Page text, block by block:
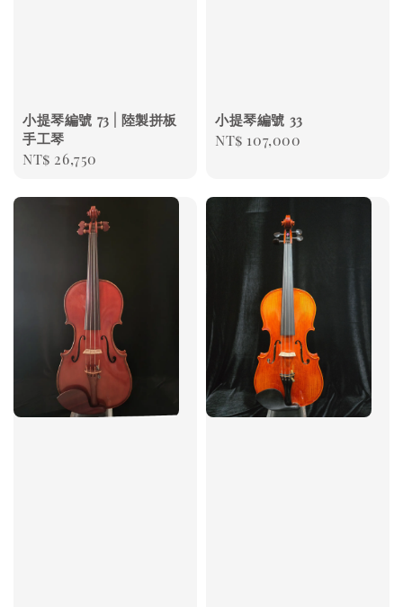
小提琴編號 73 | 陸製拼板
手工琴
Regular
NT$ 26,750
小提琴編號 33
Regular
NT$ 107,000